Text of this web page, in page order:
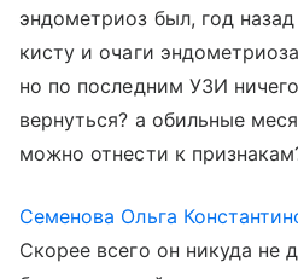
эндометриоз был, год
кисту и очаги
но по последним УЗИ
вернуться? а обильные
можно отнести к
Семенова Ольга
Скорее всего он никуда не